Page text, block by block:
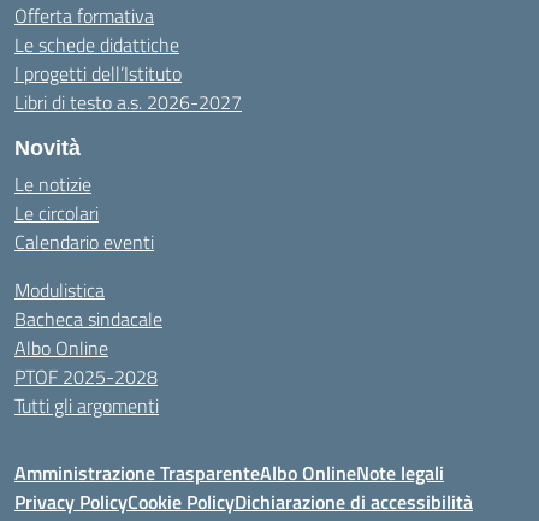
Offerta formativa
Le schede didattiche
I progetti dell’Istituto
Libri di testo a.s. 2026-2027
Novità
Le notizie
Le circolari
Calendario eventi
Modulistica
Bacheca sindacale
Albo Online
PTOF 2025-2028
Tutti gli argomenti
Amministrazione TrasparenteAlbo OnlineNote legali
Privacy PolicyCookie PolicyDichiarazione di accessibilità